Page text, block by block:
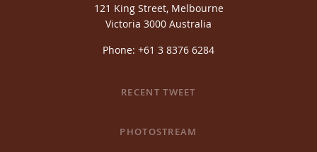
121 King Street, Melbourne
Victoria 3000 Australia
Phone: +61 3 8376 6284
RECENT TWEET
PHOTOSTREAM